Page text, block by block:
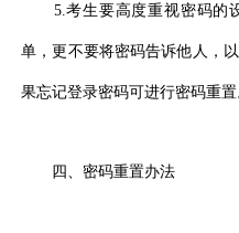
5.考生要高度重视密码的
单，更不要将密码告诉他人，
果忘记登录密码可进行密码重置
四、密码重置办法